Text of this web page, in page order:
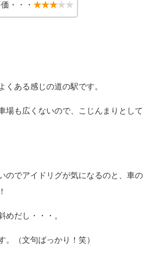
・・・ ★★★★★
くある感じの道の駅です。
場も広くないので、こじんまりとして
のでアイドリグが気になるのと、車の
めだし・・・。
。（文句ばっかり！笑）